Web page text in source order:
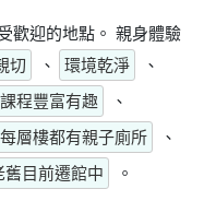
歡迎的地點。 親身體驗
切 、 環境乾淨
、
課程豐富有趣
、
每層樓都有親子廁所
、
舊目前遷館中 。